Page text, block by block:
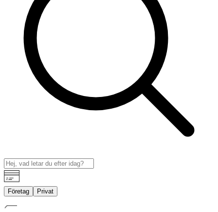
Företag Privat